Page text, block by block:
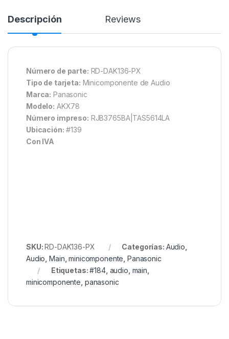
Descripción Reviews
Número de parte: RD-DAK136-PX
Tipo de tarjeta: Minicomponente de Audio
Marca: Panasonic
Modelo: AKX78
Número impreso: RJB3765BA|TAS5614LA
Ubicación: #139
Con IVA
SKU:RD-DAK136-PX Categorías: Audio
Audio ,Main ,minicomponente ,Panasonic
Etiquetas:#184, audio main
minicomponente panasonic